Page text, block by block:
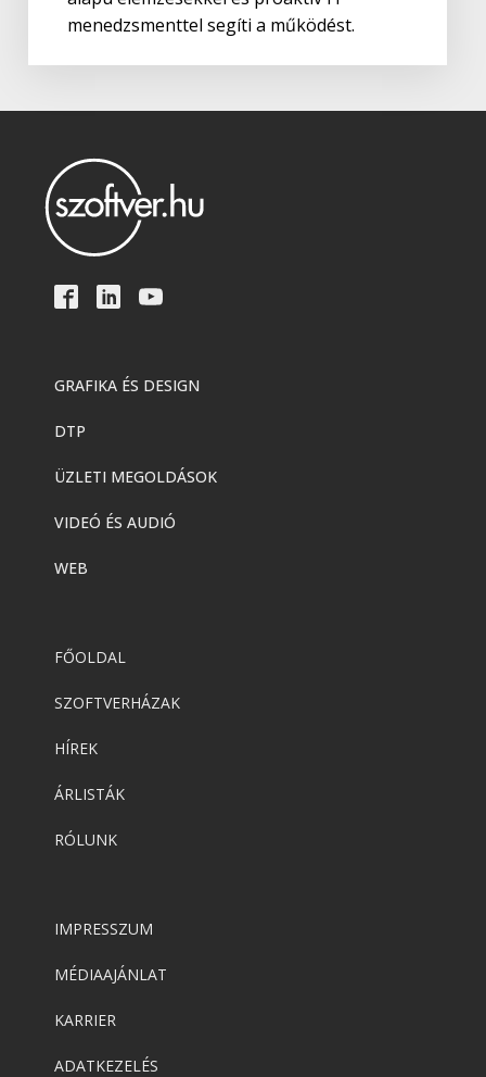
menedzsmenttel segíti a működést.
GRAFIKA ÉS DESIGN
DTP
ÜZLETI MEGOLDÁSOK
VIDEÓ ÉS AUDIÓ
WEB
FŐOLDAL
SZOFTVERHÁZAK
HÍREK
ÁRLISTÁK
RÓLUNK
IMPRESSZUM
MÉDIAAJÁNLAT
KARRIER
ADATKEZELÉS